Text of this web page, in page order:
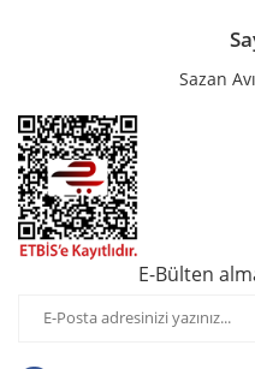
Sazan
E-Bülten